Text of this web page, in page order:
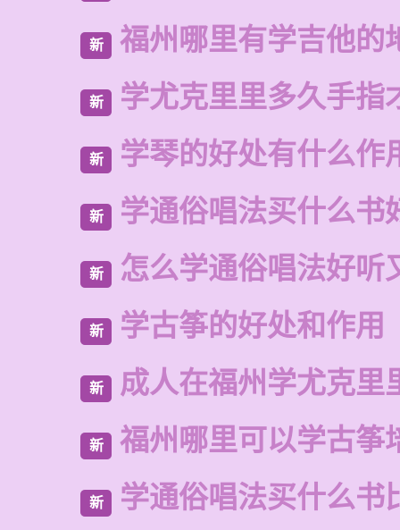
新 福州哪里有学吉他的
新 学尤克里里多久手指
新 学琴的好处有什么作
新 学通俗唱法买什么书
新 怎么学通俗唱法好听
新 学古筝的好处和作用
新 成人在福州学尤克里
新 福州哪里可以学古筝
新 学通俗唱法买什么书